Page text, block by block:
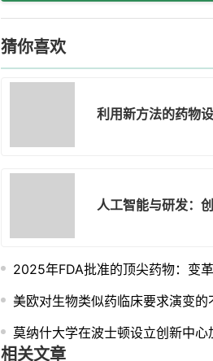
猜你喜欢
利用新方法的药物
人工智能与研发：
2025年FDA批准的顶尖药物：变
美欧对生物类似药临床要求演变的
莫纳什大学在波士顿设立创新中
相关文章